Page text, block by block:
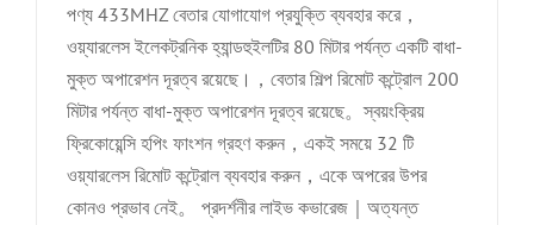
পণ্য 433MHZ বেতার যোগাযোগ প্রযুক্তি ব্যবহার করে，
ওয়্যারলেস ইলেকট্রনিক হ্যান্ডহুইলটির 80 মিটার পর্যন্ত একটি বাধা-
মুক্ত অপারেশন দূরত্ব রয়েছে।，বেতার শিল্প রিমোট কন্ট্রোল 200
মিটার পর্যন্ত বাধা-মুক্ত অপারেশন দূরত্ব রয়েছে。স্বয়ংক্রিয়
ফ্রিকোয়েন্সি হপিং ফাংশন গ্রহণ করুন，একই সময়ে 32 টি
ওয়্যারলেস রিমোট কন্ট্রোল ব্যবহার করুন，একে অপরের উপর
কোনও প্রভাব নেই。 প্রদর্শনীর লাইভ কভারেজ｜অত্যন্ত